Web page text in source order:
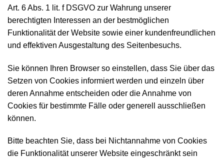
Art. 6 Abs. 1 lit. f DSGVO zur Wahrung unserer
berechtigten Interessen an der bestmöglichen
Funktionalität der Website sowie einer kundenfreundlichen
und effektiven Ausgestaltung des Seitenbesuchs.
Sie können Ihren Browser so einstellen, dass Sie über das
Setzen von Cookies informiert werden und einzeln über
deren Annahme entscheiden oder die Annahme von
Cookies für bestimmte Fälle oder generell ausschließen
können.
Bitte beachten Sie, dass bei Nichtannahme von Cookies
die Funktionalität unserer Website eingeschränkt sein